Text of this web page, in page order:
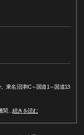
東名沼津IC～国道1～国道13
関…続きを読む